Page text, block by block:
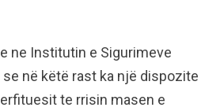
ne Institutin e Sigurimeve
në këtë rast ka një dispozite
te rrisin masen e